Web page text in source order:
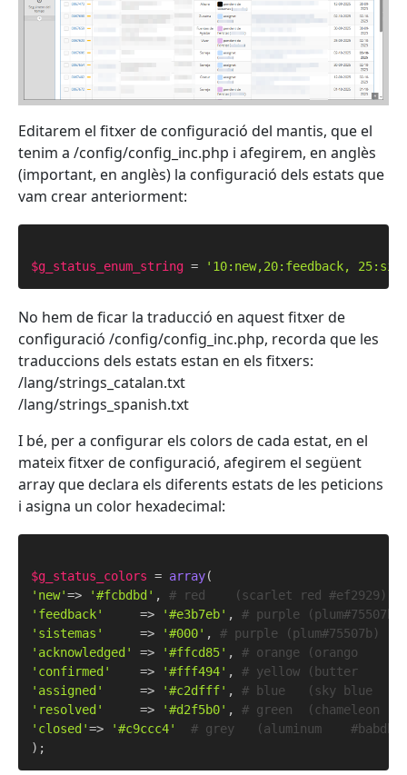
Editarem el fitxer de configuració del mantis, que el
tenim a /config/config_inc.php i afegirem, en anglès
(important, en anglès) la configuració dels estats que
vam crear anteriorment:
$g_status_enum_string = '10:new,20:feedback,
No hem de ficar la traducció en aquest fitxer de
configuració /config/config_inc.php, recorda que les
traduccions dels estats estan en els fitxers:
/lang/strings_catalan.txt
/lang/strings_spanish.txt
I bé, per a configurar els colors de cada estat, en el
mateix fitxer de configuració, afegirem el següent
array que declara els diferents estats de les peticions
i asigna un color hexadecimal:
$g_status_colors = array
'new'=> '#fcbdbd' , # red    (scarlet red #ef2929)
'feedback'
     =>
'#e3b7eb' , # purple (plum#75507b)
'sistemas'
     =>
'#000' , # purple (plum#75507b)
'acknowledged'
=> '#ffcd85' , # orange (orango
'confirmed'
    =>
'#fff494' , # yellow (butter
'assigned'
     =>
'#c2dfff' , # blue   (sky blue
'resolved'
     =>
'#d2f5b0' , # green  (chameleon
'closed'=> '#c9ccc4'
# grey   (aluminum